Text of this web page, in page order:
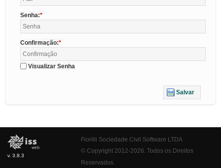
Senha:
Confirmação:
Visualizar Senha
Salvar
v. 3.8.3
Fiorilli Sociedade Civil Software LTDA
© Copyright 2012-2026. Todos os Direitos
Reservados.